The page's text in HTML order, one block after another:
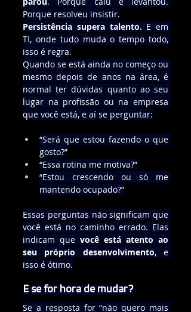
Porque resolveu insistir.
Persistência supera talento. E em
TI, onde tudo muda o tempo todo,
isso é regra.
Quando se está ainda no começo ou
mesmo depois de anos na área, é
normal ter dúvidas quanto ao seu
lugar na profissão ou na empresa
que você está, e aí se perguntar:
“Será que estou fazendo o que
gosto?”
“Essa rotina me motiva?”
“Estou crescendo ou só me
mantendo ocupado?”
Essas perguntas não significam que
você está no caminho errado. Elas
indicam que você está atento ao
seu próprio desenvolvimento, e
isso é ótimo.
E se for hora de mudar?
Se a resposta for “não quero mais